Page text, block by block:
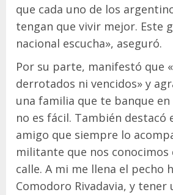
que cada uno de los
tengan que vivir mejor. Este
nacional escucha», aseguró.
Por su parte, manifestó que
derrotados ni vencidos» y
una familia que te banque
no es fácil. También destacó
amigo que siempre lo
militante que nos conocimos
calle. A mi me llena el pecho
Comodoro Rivadavia, y tener